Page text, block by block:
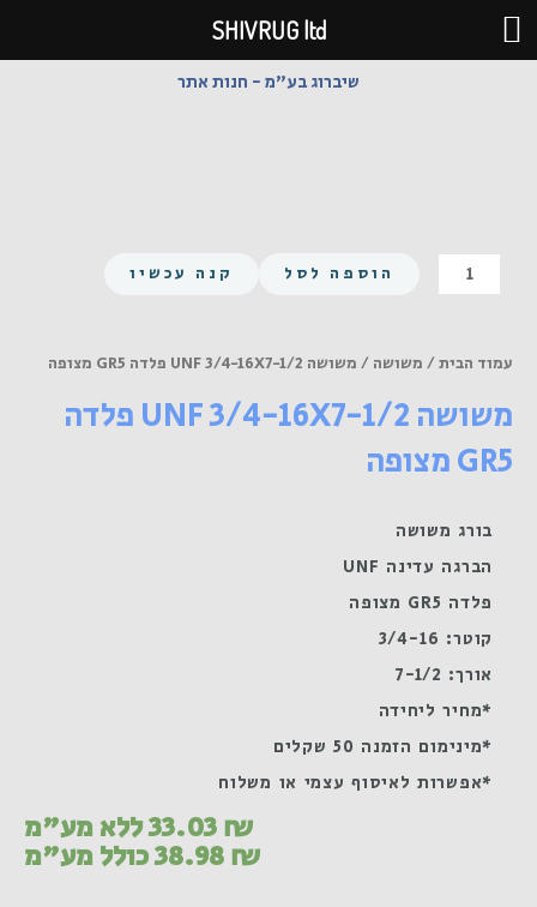
דילוג
לתוכן
שיברוג בע"מ - חנות אתר
כמות
של
16X7-
פלדה
מצופה
הוספה לסל קנה עכשיו
עמוד הבית/ משושה / משושה UNF 3/4-16X7-1/2 פלדה GR5 מצופה
משושה UNF 3/4-16X7-1/2 פלדה
GR5 מצופה
בורג משושה
הברגה עדינה UNF
פלדה GR5 מצופה
קוטר: 3/4-16
אורך: 7-1/2
*מחיר ליחידה
*מינימום הזמנה 50 שקלים
*אפשרות לאיסוף עצמי או משלוח
33.03₪ ללא מע"מ
38.98₪ כולל מע"מ
SHIVRUG ltd